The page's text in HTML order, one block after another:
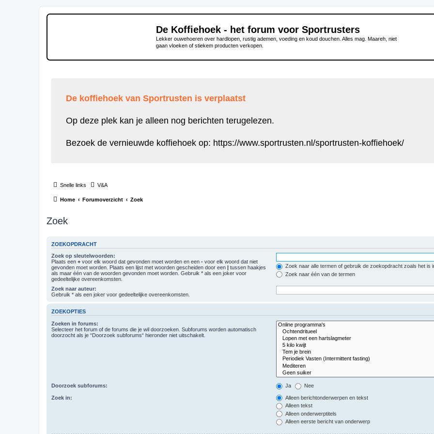
De Koffiehoek - het forum voor Sportrusters
Lekker ouwehoeren over hardlopen, rustig ademen, voeding en koud douchen. Alles mag. Maareh, niet
gaan vloeken of stiekem producten verkopen.
De koffiehoek van Sportrusten is verplaatst
Op deze plek kan je alleen nog berichten terugelezen.
Bezoek de vernieuwde koffiehoek op: https://www.sportrusten.nl/sportrusten-koffiehoek/
Snelle links V&A
Home Forumoverzicht Zoek
Zoek
ZOEKOPDRACHT
Zoek op sleutelwoorden:
Plaats een + voor elk woord dat gevonden moet worden en een - voor elk woord dat niet
gevonden moet worden. Plaats een lijst met woorden gescheiden door een | tussen haakjes
als maar één van de woorden gevonden moet worden. Gebruik * als een joker voor
gedeeltelijke overeenkomsten.
Zoek naar alle termen of gebruik de zoekopdracht zoals het is
Zoek naar één van de termen
Zoek naar auteur:
Gebruik * als een joker voor gedeeltelijke overeenkomsten.
ZOEKOPTIES
Zoeken in forums:
Selecteer het forum of de forums die je wil doorzoeken. Subforums worden automatisch
doorzocht als je “Doorzoek subforums“ hieronder niet uitschakelt.
Doorzoek subforums: Ja Nee
Zoek in:
Alleen berichtonderwerpen en tekst
Alleen tekst
Alleen onderwerptitels
Alleen eerste bericht van onderwerp